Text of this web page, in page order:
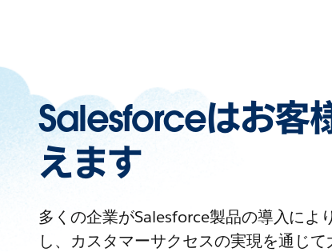
Salesforceはお客
えます
多くの企業がSalesforce製品の導入によ
し、カスタマーサクセスの実現を通じ